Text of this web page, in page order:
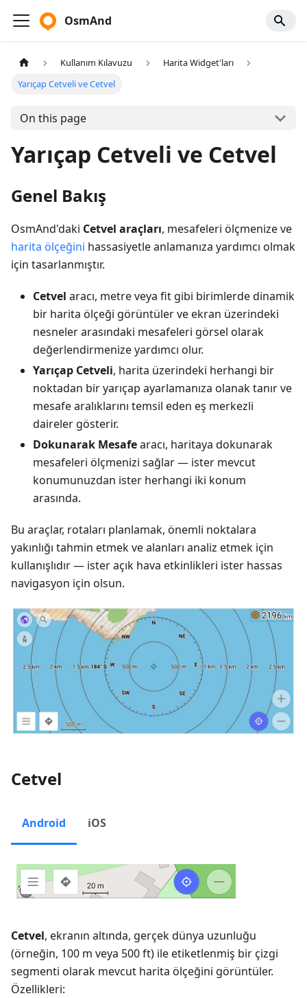
OsmAnd
Kullanım Kılavuzu
Harita Widget'ları
Yarıçap Cetveli ve Cetvel
On this page
Yarıçap Cetveli ve Cetvel
Genel Bakış
OsmAnd'daki Cetvel araçları, mesafeleri ölçmenize ve
harita ölçeğini hassasiyetle anlamanıza yardımcı olmak
için tasarlanmıştır.
Cetvel aracı, metre veya fit gibi birimlerde dinamik
bir harita ölçeği görüntüler ve ekran üzerindeki
nesneler arasındaki mesafeleri görsel olarak
değerlendirmenize yardımcı olur.
Yarıçap Cetveli, harita üzerindeki herhangi bir
noktadan bir yarıçap ayarlamanıza olanak tanır ve
mesafe aralıklarını temsil eden eş merkezli
daireler gösterir.
Dokunarak Mesafearacı, haritaya dokunarak
mesafeleri ölçmenizi sağlar — ister mevcut
konumunuzdan ister herhangi iki konum
arasında.
Bu araçlar, rotaları planlamak, önemli noktalara
yakınlığı tahmin etmek ve alanları analiz etmek için
kullanışlıdır — ister açık hava etkinlikleri ister hassas
navigasyon için olsun.
Cetvel
Android iOS
Cetvel, ekranın altında, gerçek dünya uzunluğu
(örneğin, 100 m veya 500 ft) ile etiketlenmiş bir çizgi
segmenti olarak mevcut harita ölçeğini görüntüler.
Özellikleri: